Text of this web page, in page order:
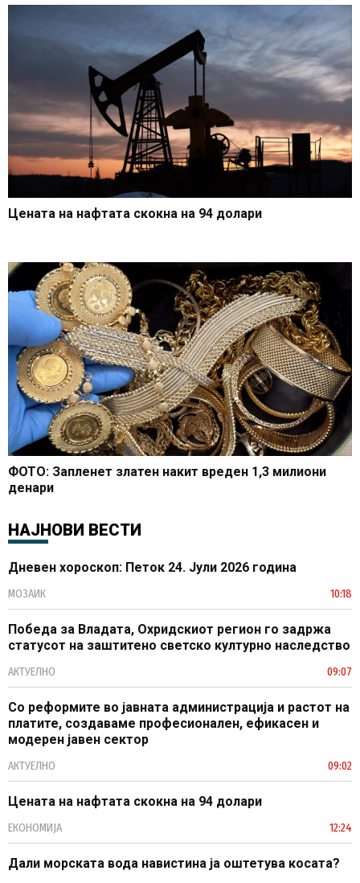
Цената на нафтата скокна на 94 долари
ФОТО: Запленет златен накит вреден 1,3 милиони
денари
НАЈНОВИ ВЕСТИ
Дневен хороскоп: Петок 24. Јули 2026 година
МОЗАИК 10:18
Победа за Владата, Охридскиот регион го задржа
статусот на заштитено светско културно наследство
АКТУЕЛНО 09:07
Со реформите во јавната администрација и растот на
платите, создаваме професионален, ефикасен и
модерен јавен сектор
АКТУЕЛНО 09:02
Цената на нафтата скокна на 94 долари
ЕКОНОМИЈА 12:24
Дали морската вода навистина ја оштетува косата?